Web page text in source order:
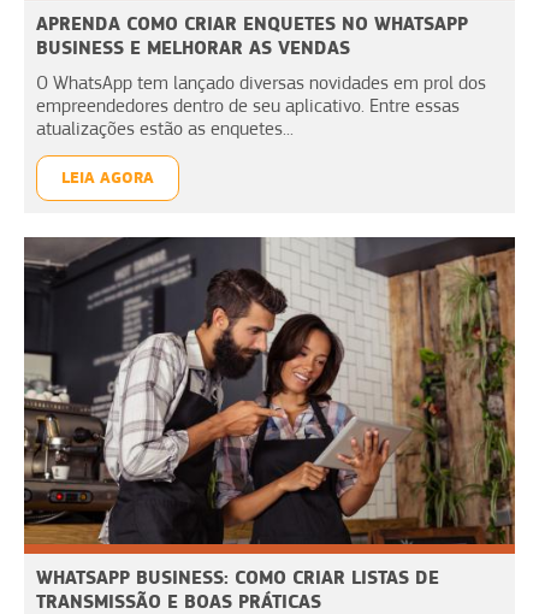
APRENDA COMO CRIAR ENQUETES NO WHATSAPP
BUSINESS E MELHORAR AS VENDAS
O WhatsApp tem lançado diversas novidades em prol dos
empreendedores dentro de seu aplicativo. Entre essas
atualizações estão as enquetes...
LEIA AGORA
WHATSAPP BUSINESS: COMO CRIAR LISTAS DE
TRANSMISSÃO E BOAS PRÁTICAS